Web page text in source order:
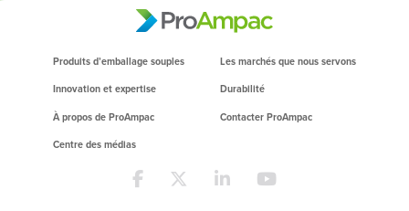
Produits d’emballage souples
Les marchés que nous servons
Innovation et expertise
Durabilité
À propos de ProAmpac
Contacter ProAmpac
Centre des médias